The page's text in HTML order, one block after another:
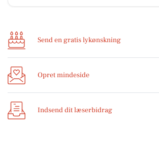
Send en gratis lykønskning
Opret mindeside
Indsend dit læserbidrag